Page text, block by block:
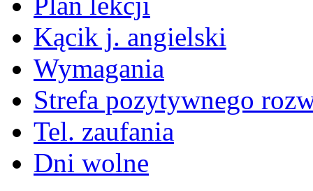
Kącik j. angielski
Wymagania
Strefa pozytywnego
Tel. zaufania
Dni wolne